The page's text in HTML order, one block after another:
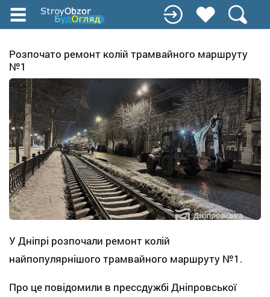
Перейти
содержанию
Розпочато ремонт колій трамвайного маршруту
№1
У Дніпрі розпочали ремонт колій
найпопулярнішого трамвайного маршруту №1.
Про це повідомили в прессдужбі Дніпровської